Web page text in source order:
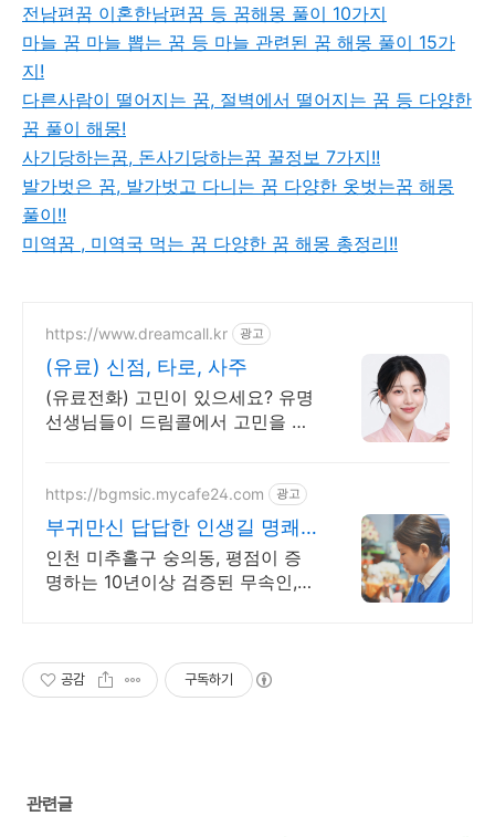
전남편꿈 이혼한남편꿈 등 꿈해몽 풀이 10가지
마늘 꿈 마늘 뽑는 꿈 등 마늘 관련된 꿈 해몽 풀이 15가
지!
다른사람이 떨어지는 꿈, 절벽에서 떨어지는 꿈 등 다양한
꿈 풀이 해몽!
사기당하는꿈, 돈사기당하는꿈 꿀정보 7가지!!
발가벗은 꿈, 발가벗고 다니는 꿈 다양한 옷벗는꿈 해몽
풀이!!
미역꿈 , 미역국 먹는 꿈 다양한 꿈 해몽 총정리!!
https://www.dreamcall.kr 광고
(유료) 신점, 타로, 사주
(유료전화) 고민이 있으세요? 유명
선생님들이 드림콜에서 고민을 해
https://bgmsic.mycafe24.com 광고
부귀만신 답답한 인생길 명쾌
한 신점
인천 미추홀구 숭의동, 평점이 증
명하는 10년이상 검증된 무속인,
공감 구독하기
관련글